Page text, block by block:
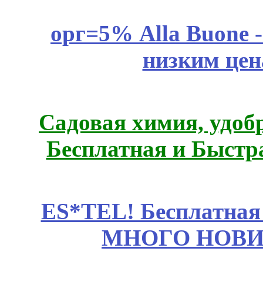
орг=5% Alla Buone
низким
Садовая химия,
Бесплатная и
ES*TEL!
МНОГО